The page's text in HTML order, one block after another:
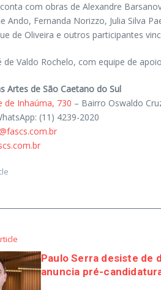
com obras de Alexandre
Ando, Fernanda Norizzo, Julia Silva
de Oliveira e outros participantes
de Valdo Rochelo, com equipe de
Artes de São Caetano do Sul
de Inhaúma, 730 – Bairro Oswaldo
(11) 4239-2020
Paulo Serra desiste de
anuncia pré-